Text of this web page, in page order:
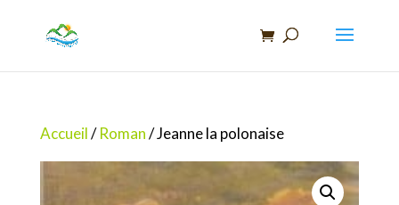
Accueil/Roman/ Jeanne la polonaise